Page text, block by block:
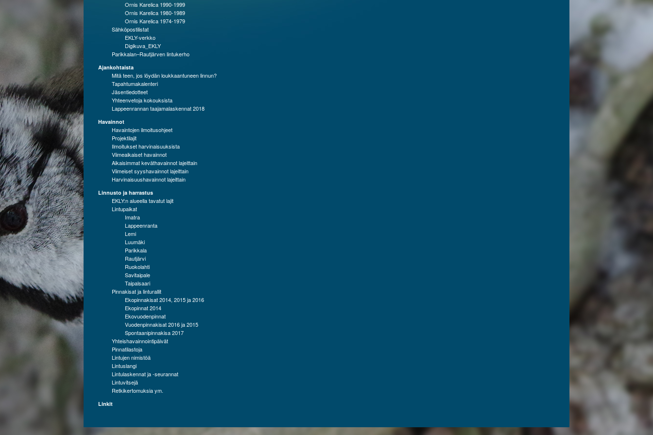
Ornis Karelica 1990-1999
Ornis Karelica 1980-1989
Ornis Karelica 1974-1979
Sähköpostilistat
EKLY-verkko
Digikuva_EKLY
Parikkalan–Rautjärven lintukerho
Ajankohtaista
Mitä teen, jos löydän loukkaantuneen linnun?
Tapahtumakalenteri
Jäsentiedotteet
Yhteenvetoja kokouksista
Lappeenrannan taajamalaskennat 2018
Havainnot
Havaintojen ilmoitusohjeet
Projektilajit
Ilmoitukset harvinaisuuksista
Viimeaikaiset havainnot
Aikaisimmat keväthavainnot lajeittain
Viimeiset syyshavainnot lajeittain
Harvinaisuushavainnot lajeittain
Linnusto ja harrastus
EKLY:n alueella tavatut lajit
Lintupaikat
Imatra
Lappeenranta
Lemi
Luumäki
Parikkala
Rautjärvi
Ruokolahti
Savitaipale
Taipalsaari
Pinnakisat ja linturallit
Ekopinnakisat 2014, 2015 ja 2016
Ekopinnat 2014
Ekovuodenpinnat
Vuodenpinnakisat 2016 ja 2015
Spontaanipinnakisa 2017
Yhteishavainnointipäivät
Pinnatilastoja
Lintujen nimistöä
Lintuslangi
Lintulaskennat ja -seurannat
Lintuvitsejä
Retkikertomuksia ym.
Linkit